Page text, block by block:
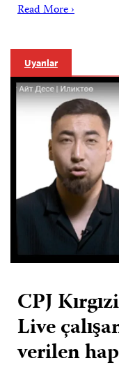
Read More ›
Uyarılar
CPJ
Live
verilen